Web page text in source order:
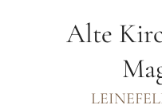
Alte